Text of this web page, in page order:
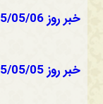
خبر روز 1405/05/06
خبر روز 1405/05/05